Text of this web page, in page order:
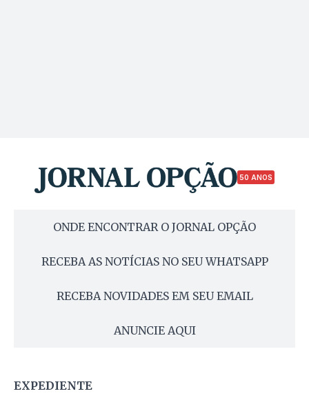
50 ANOS
ONDE ENCONTRAR O JORNAL OPÇÃO
RECEBA AS NOTÍCIAS NO SEU WHATSAPP
RECEBA NOVIDADES EM SEU EMAIL
ANUNCIE AQUI
EXPEDIENTE